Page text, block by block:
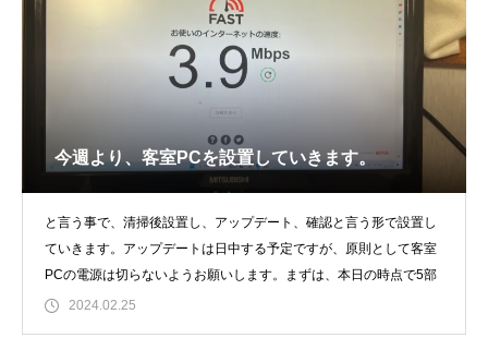
今週より、客室PCを設置していきます。
と言う事で、清掃後設置し、アップデート、確認と言う形で設置し
ていきます。アップデートは日中する予定ですが、原則として客室
PCの電源は切らないようお願いします。まずは、本日の時点で5部
2024.02.25